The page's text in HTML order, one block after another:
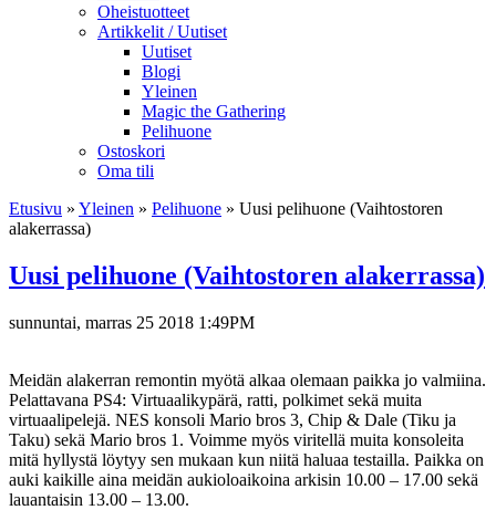
Oheistuotteet
Artikkelit / Uutiset
Uutiset
Blogi
Yleinen
Magic the Gathering
Pelihuone
Ostoskori
Oma tili
Etusivu » Yleinen » Pelihuone » Uusi pelihuone (Vaihtostoren
alakerrassa)
Uusi pelihuone (Vaihtostoren alakerrassa)
sunnuntai, marras 25 2018 1:49PM
Meidän alakerran remontin myötä alkaa olemaan paikka jo valmiina.
Pelattavana PS4: Virtuaalikypärä, ratti, polkimet sekä muita
virtuaalipelejä. NES konsoli Mario bros 3, Chip & Dale (Tiku ja
Taku) sekä Mario bros 1. Voimme myös viritellä muita konsoleita
mitä hyllystä löytyy sen mukaan kun niitä haluaa testailla. Paikka on
auki kaikille aina meidän aukioloaikoina arkisin 10.00 – 17.00 sekä
lauantaisin 13.00 – 13.00.